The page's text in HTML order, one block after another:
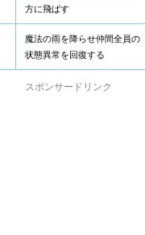
方に飛ばす
魔法の雨を降らせ仲間全員の
状態異常を回復する
スポンサードリンク